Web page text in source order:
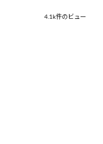
4.1k件のビュー